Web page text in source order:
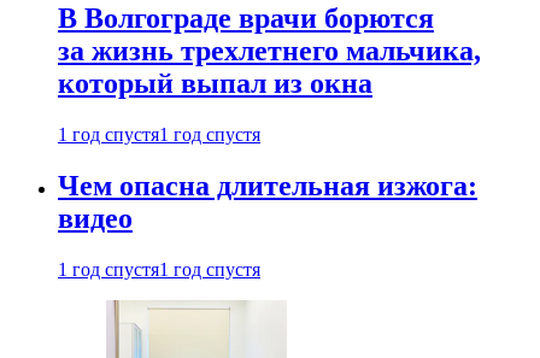
В Волгограде врачи борются
за жизнь трехлетнего мальчика,
который выпал из окна
1 год спустя1 год спустя
Чем опасна длительная изжога:
видео
1 год спустя1 год спустя